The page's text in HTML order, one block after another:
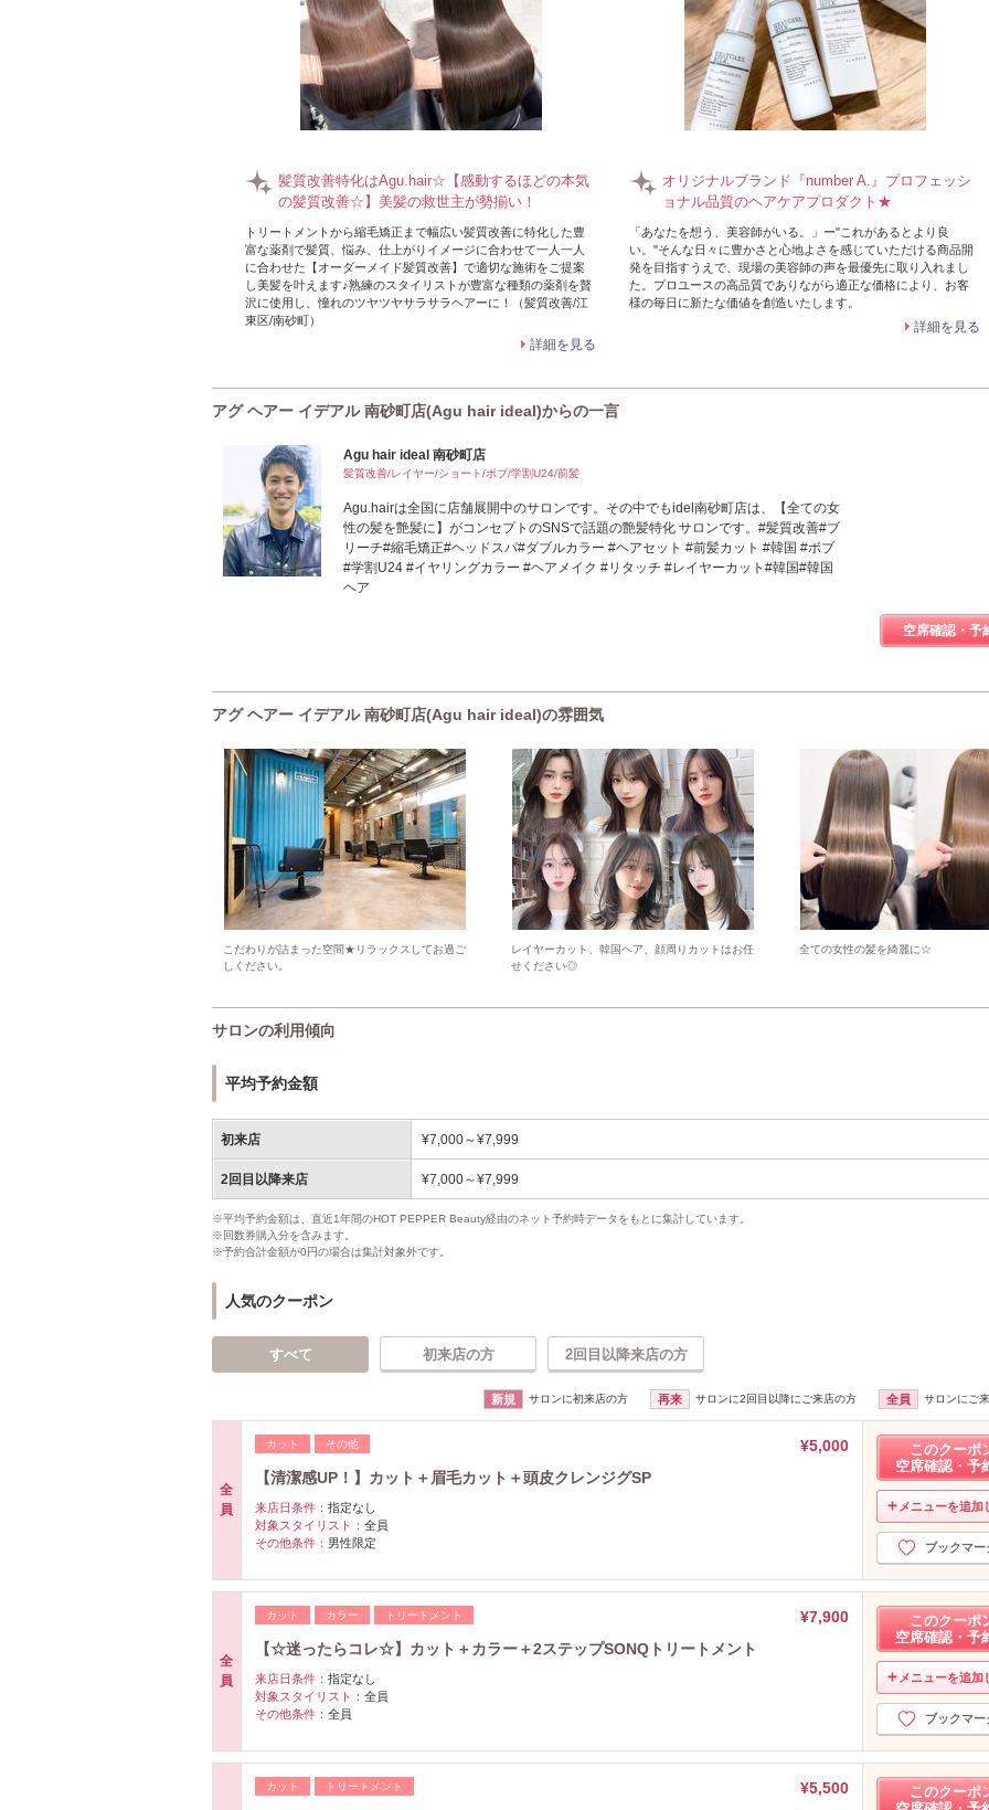
髪質改善特化はAgu.hair☆【感動するほどの本気
の髪質改善☆】美髪の救世主が勢揃い！
トリートメントから縮毛矯正まで幅広い髪質改善に特化した豊
富な薬剤で髪質、悩み、仕上がりイメージに合わせて一人一人
に合わせた【オーダーメイド髪質改善】で適切な施術をご提案
し美髪を叶えます♪熟練のスタイリストが豊富な種類の薬剤を贅
沢に使用し、憧れのツヤツヤサラサラヘアーに！（髪質改善/江
東区/南砂町）
詳細を見る
オリジナルブランド『number A.』プロフェッシ
ョナル品質のヘアケアプロダクト★
「あなたを想う、美容師がいる。」ー"これがあるとより良
い。"そんな日々に豊かさと心地よさを感じていただける商品開
発を目指すうえで、現場の美容師の声を最優先に取り入れまし
た。プロユースの高品質でありながら適正な価格により、お客
様の毎日に新たな価値を創造いたします。
詳細を見る
アグ ヘアー イデアル 南砂町店(Agu hair ideal)からの一言
Agu hair ideal 南砂町店
髪質改善/レイヤー/ショート/ボブ/学割U24/前髪
Agu.hairは全国に店舗展開中のサロンです。その中でもidel南砂町店は、【全ての女
性の髪を艶髪に】がコンセプトのSNSで話題の艶髪特化 サロンです。#髪質改善#ブ
リーチ#縮毛矯正#ヘッドスパ#ダブルカラー #ヘアセット #前髪カット #韓国 #ボブ
#学割U24 #イヤリングカラー #ヘアメイク #リタッチ #レイヤーカット#韓国#韓国
ヘア
空席確認・予
アグ ヘアー イデアル 南砂町店(Agu hair ideal)の雰囲気
こだわりが詰まった空間★リラックスしてお過ご
しください。
レイヤーカット、韓国ヘア、顔周りカットはお任
せください◎
全ての女性の髪を綺麗に☆
サロンの利用傾向
平均予約金額
初来店 ¥7,000～¥7,999
2回目以降来店 ¥7,000～¥7,999
※平均予約金額は、直近1年間のHOT PEPPER Beauty経由のネット予約時データをもとに集計しています。
※回数券購入分を含みます。
※予約合計金額が0円の場合は集計対象外です。
人気のクーポン
すべて 初来店の方 2回目以降来店の方
新規 サロンに初来店の方 再来 サロンに2回目以降にご来店の方 全員 サロンにご
全
員
カット その他
¥5,000
【清潔感UP！】カット＋眉毛カット＋頭皮クレンジグSP
来店日条件： 指定なし
対象スタイリスト： 全員
その他条件： 男性限定
このクーポ
空席確認・予
メニューを追加
ブックマー
全
員
カット カラー トリートメント
¥7,900
【☆迷ったらコレ☆】カット＋カラー＋2ステップSONQトリートメント
来店日条件： 指定なし
対象スタイリスト： 全員
その他条件： 全員
このクーポ
空席確認・予
メニューを追加
ブックマー
カット トリートメント ¥5,500
このクーポ